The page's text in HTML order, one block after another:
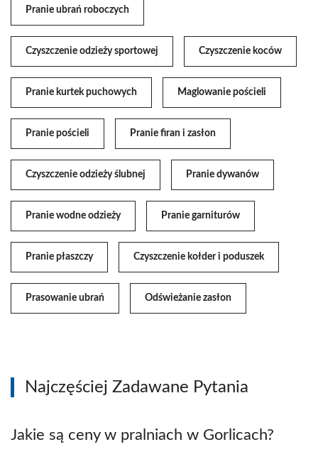
Pranie ubrań roboczych
Czyszczenie odzieży sportowej Czyszczenie koców
Pranie kurtek puchowych Maglowanie pościeli
Pranie pościeli Pranie firan i zasłon
Czyszczenie odzieży ślubnej Pranie dywanów
Pranie wodne odzieży Pranie garniturów
Pranie płaszczy Czyszczenie kołder i poduszek
Prasowanie ubrań Odświeżanie zasłon
Najczęściej Zadawane Pytania
Jakie są ceny w pralniach w Gorlicach?